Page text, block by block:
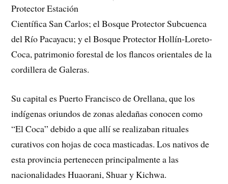
Protector Estación
Cientíﬁca San Carlos; el Bosque Protector Subcuenca
del Río Pacayacu; y el Bosque Protector Hollín-Loreto-
Coca, patrimonio forestal de los ﬂancos orientales de la
cordillera de Galeras.
Su capital es Puerto Francisco de Orellana, que los
indígenas oriundos de zonas aledañas conocen como
“El Coca” debido a que allí se realizaban rituales
curativos con hojas de coca masticadas. Los nativos de
esta provincia pertenecen principalmente a las
nacionalidades Huaorani, Shuar y Kichwa.